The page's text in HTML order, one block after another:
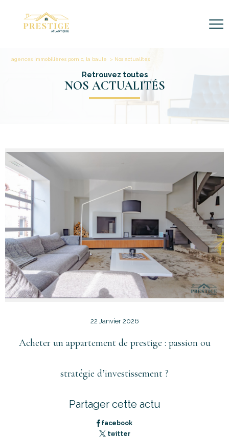
agences immobilières pornic, la baule Nos actualites
Retrouvez toutes
NOS ACTUALITÉS
22 Janvier 2026
Acheter un appartement de prestige : passion ou
stratégie d’investissement ?
Partager cette actu
facebook
twitter